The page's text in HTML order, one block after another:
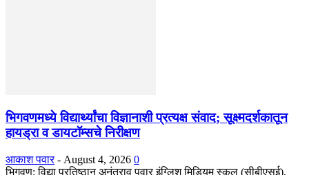
भिगवणमध्ये विद्यार्थ्यांचा विज्ञानाशी प्रत्यक्ष संवाद; सूक्ष्मदर्शकातून
हायड्रा व डायटॉम्सचे निरीक्षण
आकाश पवार - August 4, 2026 0
भिगवण: विद्या प्रतिष्ठान अनंतराव पवार इंग्लिश मिडियम स्कूल (सीबीएसई),